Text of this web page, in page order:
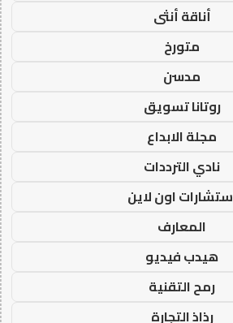
أناقة أنثى
متورخ
مدسن
روتانا تسويق
مجلة الابداع
نادي الترددات
اون لاين
المعارف
هيدب فيديو
رمح التقنية
رذاذ التجارة